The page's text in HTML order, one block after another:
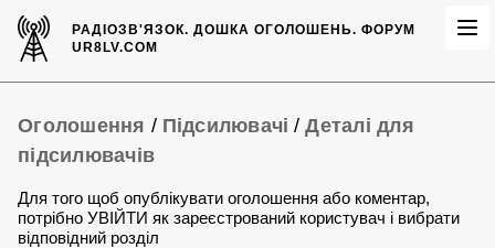
РАДІОЗВ'ЯЗОК.ДОШКА ОГОЛОШЕНЬ. ФОРУМ
UR8LV.COM
Оголошення / Підсилювачі /Деталі для
підсилювачів
Для того щоб опублікувати оголошення або коментар,
потрібно УВІЙТИ як зареєстрований користувач і вибрати
відповідний розділ